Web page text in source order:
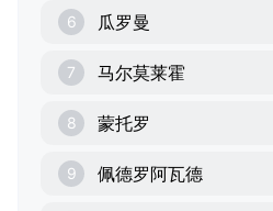
6 瓜罗曼
7 马尔莫莱霍
8 蒙托罗
9 佩德罗阿瓦德